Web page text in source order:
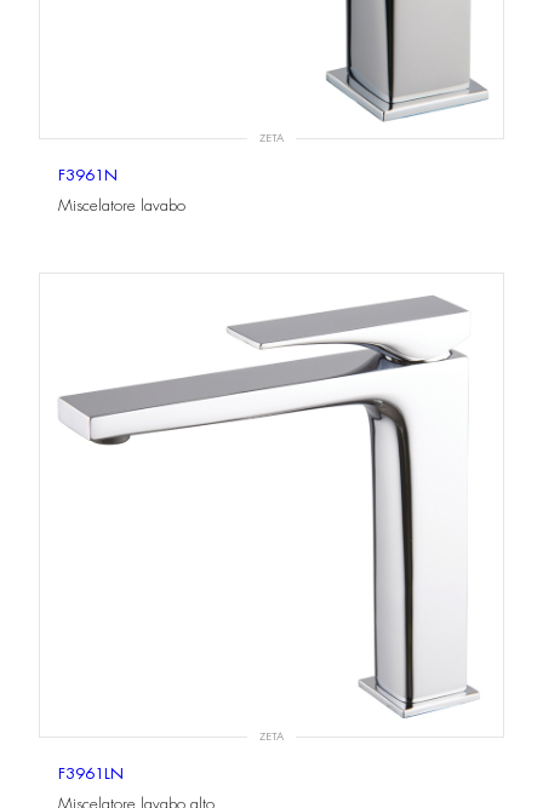
ZETA
F3961N
Miscelatore lavabo
ZETA
F3961LN
Miscelatore lavabo alto